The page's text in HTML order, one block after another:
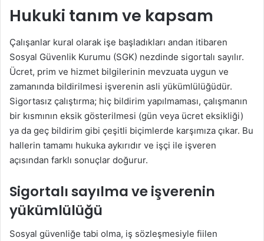
Hukuki tanım ve kapsam
Çalışanlar kural olarak işe başladıkları andan itibaren
Sosyal Güvenlik Kurumu (SGK) nezdinde sigortalı sayılır.
Ücret, prim ve hizmet bilgilerinin mevzuata uygun ve
zamanında bildirilmesi işverenin asli yükümlülüğüdür.
Sigortasız çalıştırma; hiç bildirim yapılmaması, çalışmanın
bir kısmının eksik gösterilmesi (gün veya ücret eksikliği)
ya da geç bildirim gibi çeşitli biçimlerde karşımıza çıkar. Bu
hallerin tamamı hukuka aykırıdır ve işçi ile işveren
açısından farklı sonuçlar doğurur.
Sigortalı sayılma ve işverenin
yükümlülüğü
Sosyal güvenliğe tabi olma, iş sözleşmesiyle fiilen